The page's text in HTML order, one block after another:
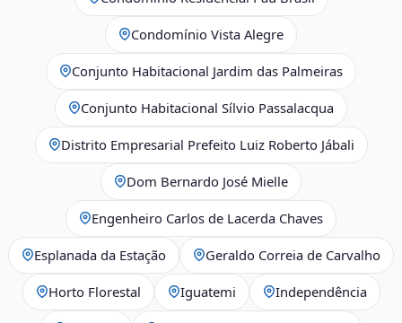
Condomínio Vista Alegre
Conjunto Habitacional Jardim das Palmeiras
Conjunto Habitacional Sílvio Passalacqua
Distrito Empresarial Prefeito Luiz Roberto Jábali
Dom Bernardo José Mielle
Engenheiro Carlos de Lacerda Chaves
Esplanada da Estação Geraldo Correia de Carvalho
Horto Florestal Iguatemi Independência